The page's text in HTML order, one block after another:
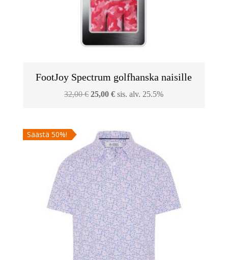
FootJoy Spectrum golfhanska naisille
32,00€ Alkuperäinen
32,00 €.
25,00€Nykyinen
25,00 €.
sis. alv. 25.5%
Säästä 50%!